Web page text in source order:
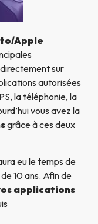
Apple
directement sur
autorisées
la téléphonie, la
vous avez la
grâce à ces deux
eu le temps de
10 ans. Afin de
applications